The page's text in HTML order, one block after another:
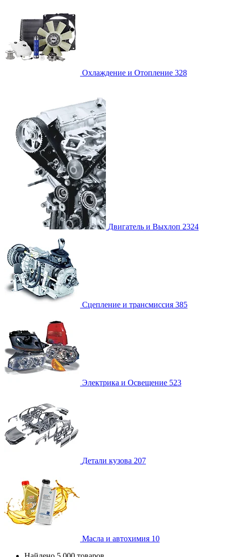
Охлаждение и Отопление 328
Двигатель и Выхлоп 2324
Сцепление и трансмиссия 385
Электрика и Освещение 523
Детали кузова 207
Масла и автохимия 10